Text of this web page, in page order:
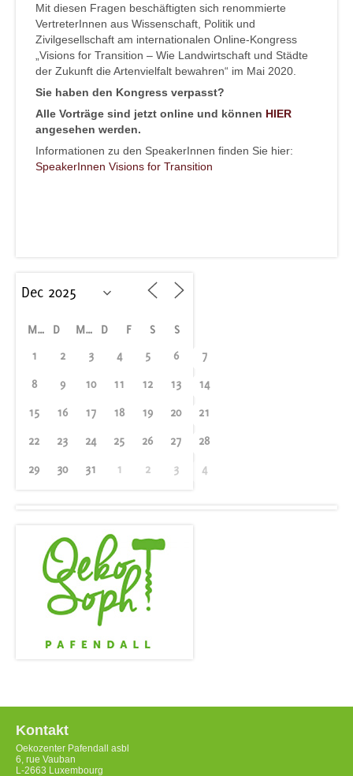
Mit diesen Fragen beschäftigten sich renommierte
VertreterInnen aus Wissenschaft, Politik und
Zivilgesellschaft am internationalen Online-Kongress
„Visions for Transition – Wie Landwirtschaft und Städte
der Zukunft die Artenvielfalt bewahren“ im Mai 2020.
Sie haben den Kongress verpasst?
Alle Vorträge sind jetzt online und können HIER
angesehen werden.
Informationen zu den SpeakerInnen finden Sie hier:
SpeakerInnen Visions for Transition
M D M D F S
S
1
2 3 4 5 6 7
8 9 10 11 12 13 14
15 16 17 18 19 20 21
22 23 24 25 26 27 28
29 30 31 1 2 3 4
Kontakt
Oekozenter Pafendall asbl
6, rue Vauban
L-2663 Luxembourg